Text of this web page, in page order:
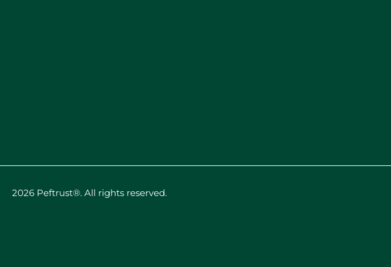
2026 Peftrust®. All rights reserved.